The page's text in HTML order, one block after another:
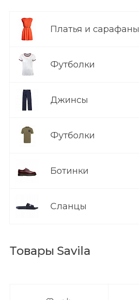
Платья и сарафаны
Футболки
Джинсы
Футболки
Ботинки
Сланцы
Товары Savila